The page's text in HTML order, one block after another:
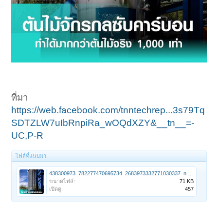
ที่มา
https://web.facebook.com/tnntechrep...3s79Tq
SDTZLW7uIbRnpiRa_wOQdXZY&__tn__=-
UC,P-R
ไฟล์ที่แนบมา:
ขนาดไฟล์:
71 KB
เปิดดู:
457